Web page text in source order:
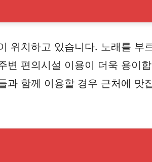
위치하고 있습니다. 노래를 부
편의시설 이용이 더욱 용이
함께 이용할 경우 근처에 맛